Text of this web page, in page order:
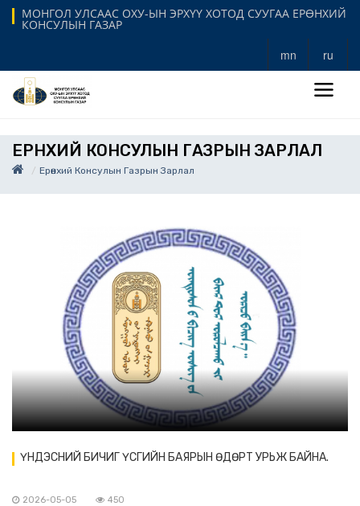
МОНГОЛ УЛСААС ОХУ-ЫН ЭРХҮҮ ХОТОД СУУГАА ЕРӨНХИЙ
КОНСУЛЫН ГАЗАР
mn ru
ЕРӨНХИЙ КОНСУЛЫН ГАЗРЫН ЗАРЛАЛ
Ерөнхий Консулын Газрын Зарлал
ҮНДЭСНИЙ БИЧИГ ҮСГИЙН БАЯРЫН ӨДӨРТ УРЬЖ БАЙНА.
2026-05-05 450